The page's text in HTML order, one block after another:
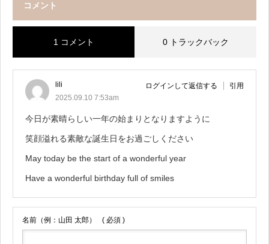
コメント
1 コメント 0 トラックバック
lili
2025.09.10 7:53am
ログインして返信する 引用
今日が素晴らしい一年の始まりとなりますように
笑顔溢れる素敵な誕生日をお過ごしください
May today be the start of a wonderful year
Have a wonderful birthday full of smiles
名前（例：山田 太郎） ( 必須 )